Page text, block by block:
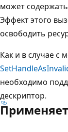
может
Эффект этого
освободить
Как и в случае с
необходимо
дескриптор.